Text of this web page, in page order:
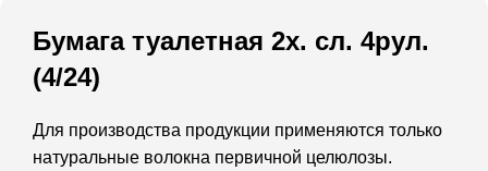
Бумага туалетная 2х. сл. 4рул.
(4/24)
Для производства продукции применяются только
натуральные волокна первичной целюлозы.